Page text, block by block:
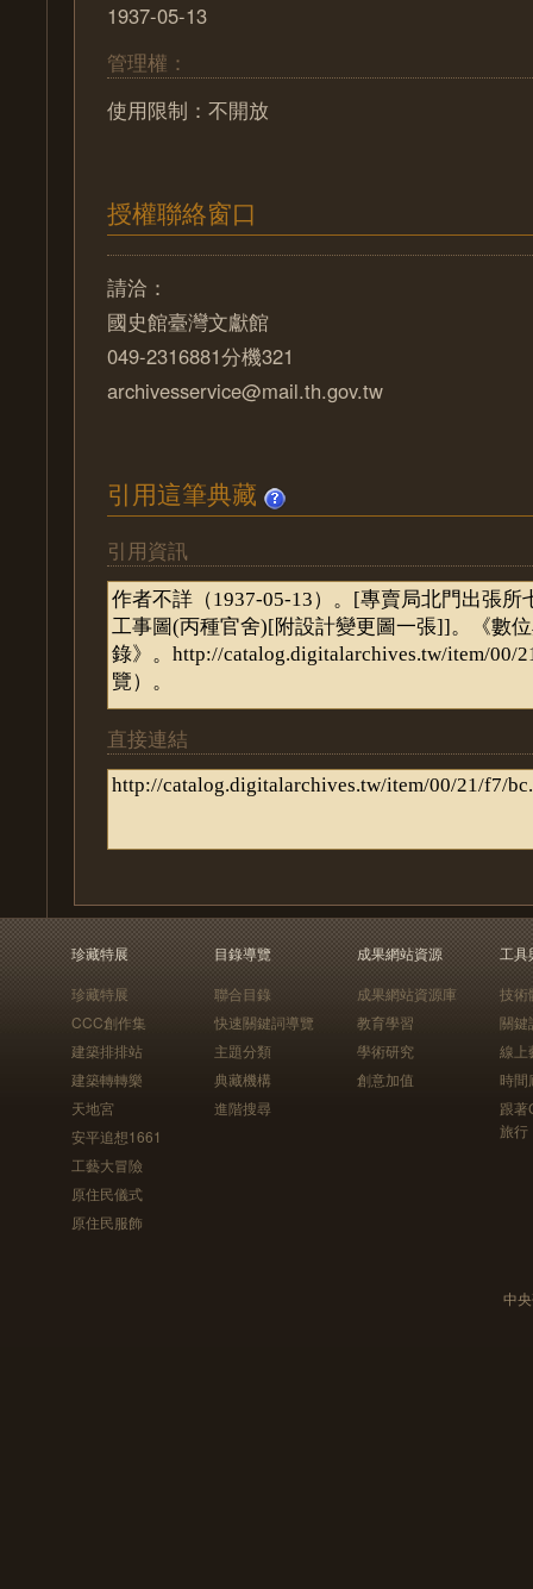
1937-05-13
管理權：
使用限制：不開放
授權聯絡窗口
請洽：
國史館臺灣文獻館
049-2316881分機321
archivesservice@mail.th.gov.tw
引用這筆典藏
引用資訊
直接連結
珍藏特展
珍藏特展
CCC創作集
建築排排站
建築轉轉樂
天地宮
安平追想1661
工藝大冒險
原住民儀式
原住民服飾
目錄導覽
聯合目錄
快速關鍵詞導覽
主題分類
典藏機構
進階搜尋
成果網站資源
成果網站資源庫
教育學習
學術研究
創意加值
工具
技術
關鍵
線上
時間
跟
旅行
中